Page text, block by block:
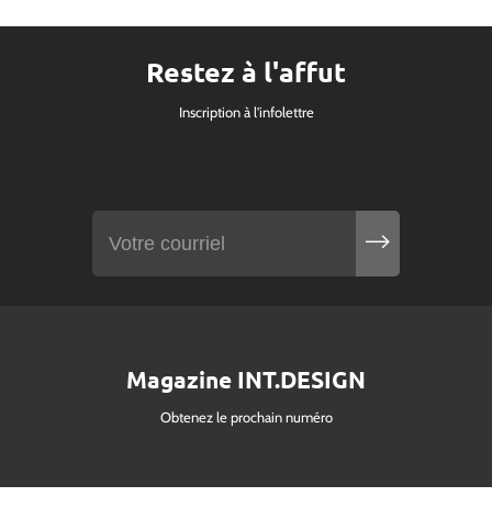
Restez à l'affut
Inscription à l'infolettre
Magazine INT.DESIGN
Obtenez le prochain numéro